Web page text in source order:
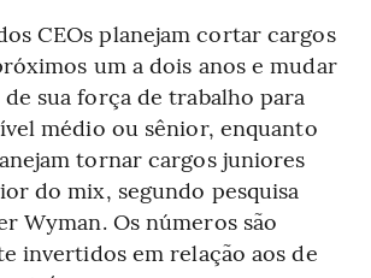
CEOs planejam cortar cargos
um a dois anos e mudar
sua força de trabalho para
médio ou sênior, enquanto
tornar cargos juniores
do mix, segundo pesquisa
Wyman. Os números são
invertidos em relação aos de